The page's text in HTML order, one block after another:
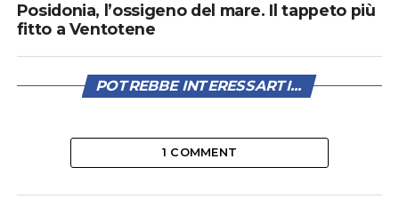
Posidonia, l’ossigeno del mare. Il tappeto più
fitto a Ventotene
POTREBBE INTERESSARTI...
1 COMMENT